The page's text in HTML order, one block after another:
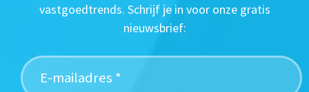
vastgoedtrends. Schrijf je in voor onze gratis
nieuwsbrief: